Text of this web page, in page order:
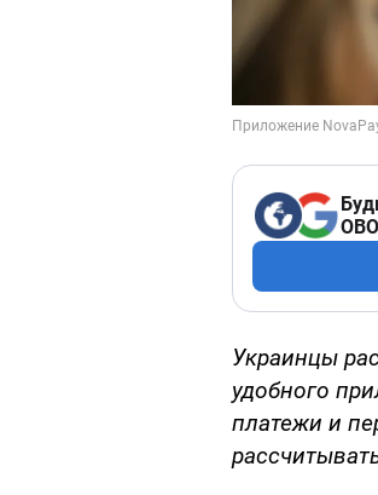
Украинцы
удобного
платежи и